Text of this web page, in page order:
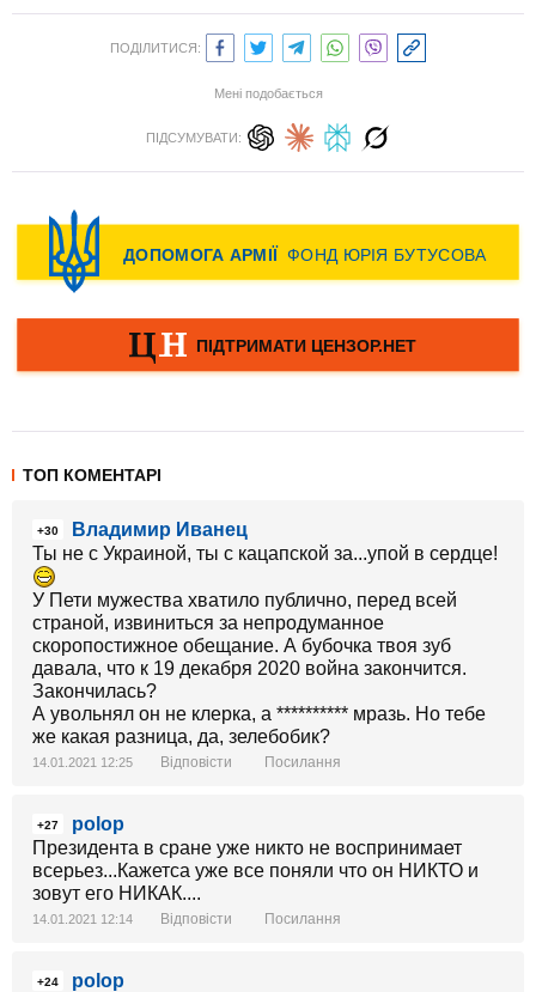
ПОДІЛИТИСЯ:
Мені подобається
ПІДСУМУВАТИ:
ТОП КОМЕНТАРІ
+30
Владимир Иванец
Ты не с Украиной, ты с кацапской за...упой в сердце!
У Пети мужества хватило публично, перед всей
страной, извиниться за непродуманное
скоропостижное обещание. А бубочка твоя зуб
давала, что к 19 декабря 2020 война закончится.
Закончилась?
А увольнял он не клерка, а ********** мразь. Но тебе
же какая разница, да, зелебобик?
14.01.2021 12:25 Відповісти Посилання
+27
polop
Президента в сране уже никто не воспринимает
всерьез...Кажетса уже все поняли что он НИКТО и
зовут его НИКАК....
14.01.2021 12:14 Відповісти Посилання
+24
polop